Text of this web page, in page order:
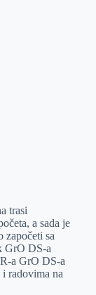
trasi
a sada je
započeti sa
GrO DS-a
a GrO DS-a
radovima na